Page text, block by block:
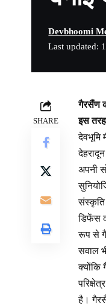
Last updated:
Devbhoomi
SHARE
गैरसैंण
इस
देवभूमि
अपनी
संस्कृति
डिफेंस
रूप से
सवाल
क्योंकि
है।